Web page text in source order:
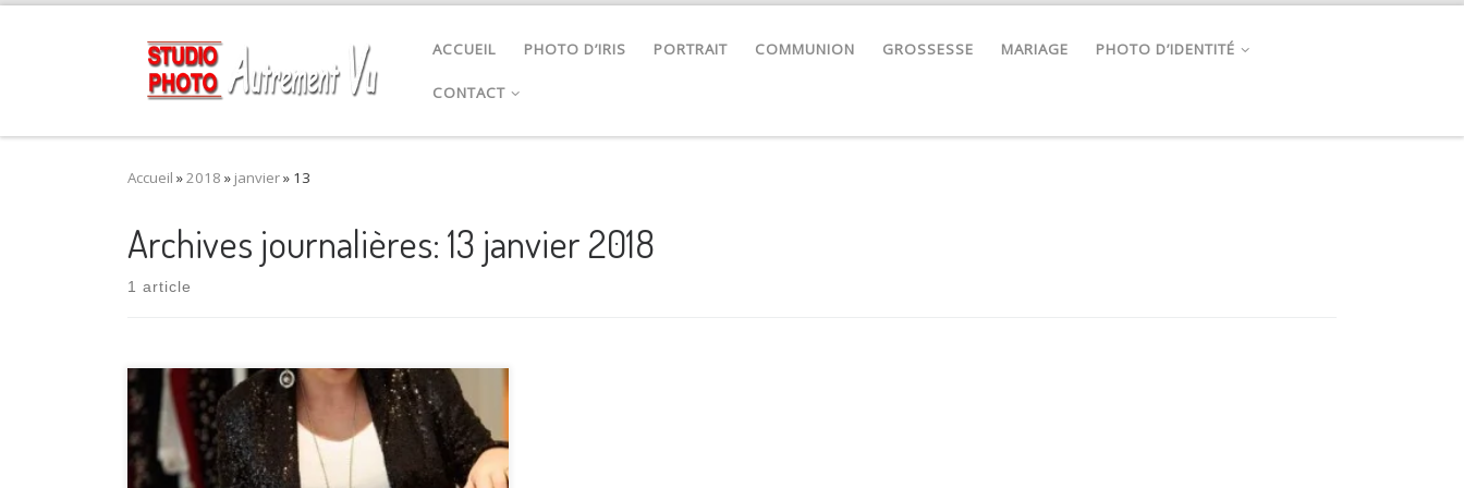
ACCUEIL PHOTO D’IRIS PORTRAIT COMMUNION GROSSESSE MARIAGE PHOTO D’IDENTITÉ
CONTACT
Accueil »2018 » janvier» 13
Archives journalières: 13 janvier 2018
1 article
La vente privée est un excellent moyen de se faire
connaître, de se forger une identité et d’augmenter
le volume de ventes. C’est aussi un procédé qui vise